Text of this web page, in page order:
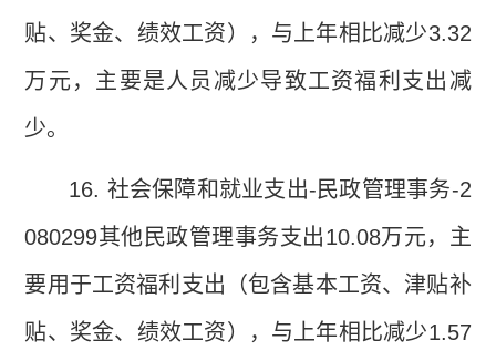
贴、奖金、绩效工资），与上年相比减少3.32
万元，主要是人员减少导致工资福利支出减
少。
16. 社会保障和就业支出-民政管理事务-2
080299其他民政管理事务支出10.08万元，主
要用于工资福利支出（包含基本工资、津贴补
贴、奖金、绩效工资），与上年相比减少1.57